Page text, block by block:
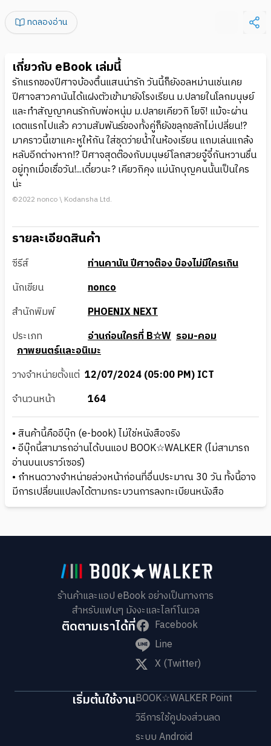
ทดลองอ่าน
เกี่ยวกับ eBook เล่มนี้
รักแรกของปีศาจบ้องตื้นแสนน่ารัก วันนี้ก็ยังอลหม่านเช่นเคย
ปีศาจสาวคานันได้แฝงตัวเข้ามายังโรงเรียน ม.ปลายในโลกมนุษย์
และทำสัญญาคนรักกับพ่อหนุ่ม ม.ปลายเคียวกิ โยจิ! แม้จะผ่าน
เดตแรกไปแล้ว ความสัมพันธ์ของทั้งคู่ก็ยังขลุกขลักไม่เปลี่ยน!?
มาคราวนี้เขาแคะหูให้กัน ใส่ชุดว่ายน้ำในห้องเรียน แถมเล่นแกล้ง
หลับอีกต่างหาก!? ปีศาจสุดต๊องกับมนุษย์โลกสวยจู๋จี๋กันหวานชื่น
อยู่ทุกเมื่อเชื่อวัน!...เดี๋ยวนะ? เคียวกิคุง แม่นักบุญคนนั้นเป็นใคร
น่ะ
©2022 nonco \ Kodansha Ltd.
รายละเอียดสินค้า
ซีรีส์
ท่านคานัน ปีศาจต๊อง บ๊องไม่มีใครเกิน
นักเขียน
nonco
สำนักพิมพ์
PHOENIX NEXT
ประเภท
อ่านก่อนใครที่ B☆W รอม-คอม
ภาพยนตร์และอนิเมะ
วางจำหน่ายตั้งแต่ 12/07/2024 (05:00 PM) ICT
จำนวนหน้า
164
• สินค้านี้คืออีบุ๊ก (e-book) ไม่ใช่หนังสือจริง
• อีบุ๊กนี้สามารถอ่านได้บนแอป BOOK☆WALKER (ไม่สามารถ
อ่านบนเบราว์เซอร์)
• กำหนดวางจำหน่ายล่วงหน้าก่อนที่อื่นประมาณ 30 วัน ทั้งนี้อาจ
มีการเปลี่ยนแปลงได้ตามกระบวนการลงทะเบียนหนังสือ
ร้านค้าและแอป eBook อย่างเป็นทางการ
สำหรับแฟนๆ มังงะและไลท์โนเวล
ติดตามเราได้ที่
Facebook
Line
X (Twitter)
เริ่มต้นใช้งานBOOK☆WALKER Point
วิธีการใช้คูปองส่วนลด
ระบบ Android